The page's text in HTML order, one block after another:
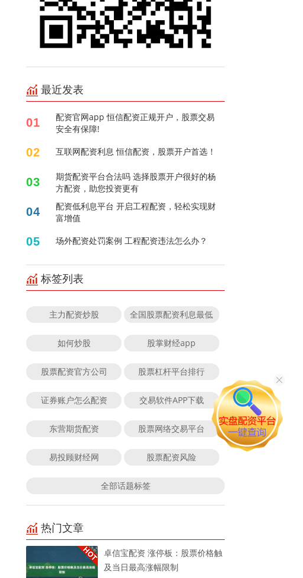
最近发表
01
配资官网app 恒信配资正规开户，股票交易
安全有保障!
02 互联网配资利息 恒信配资，股票开户首选！
03
期货配资平台合法吗 选择股票开户很好的杨
方配资，助您投资更有
04
配资低利息平台 开启工程配资，轻松实现财
富增值
05 场外配资处罚案例 工程配资违法怎么办？
标签列表
主力配资炒股 全国股票配资利息最低
如何炒股 股掌财经app
股票配资官方公司 股票杠杆平台排行
证券账户怎么配资 交易软件APP下载
东营期货配资 股票网络交易平台
易投顾财经网 股票配资风险
全部话题标签
热门文章
卓信宝配资 涨停板：股票价格触
及当日最高涨幅限制